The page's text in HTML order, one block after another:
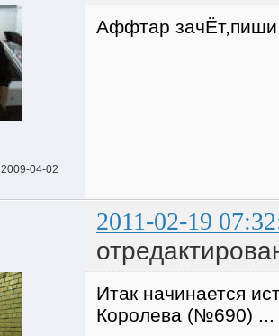
2009-04-02
Аффтар зачЁт,пиши
2011-02-19
Итак начинается
Королева (№690) ...